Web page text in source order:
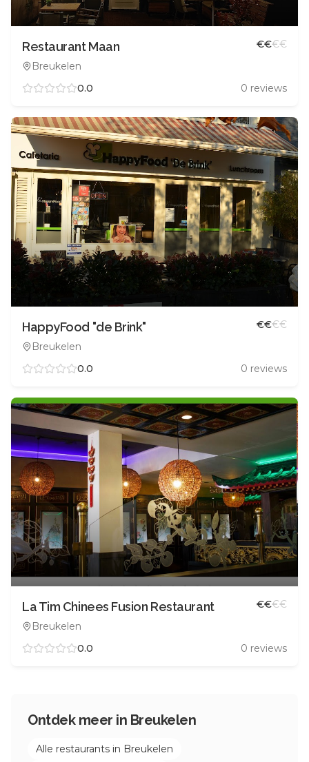
Restaurant Maan
Breukelen
€€€€
0.0 0 reviews
HappyFood "de Brink"
Breukelen
€€€€
0.0 0 reviews
La Tim Chinees Fusion Restaurant
Breukelen
€€€€
0.0 0 reviews
Ontdek meer in Breukelen
Alle restaurants in Breukelen